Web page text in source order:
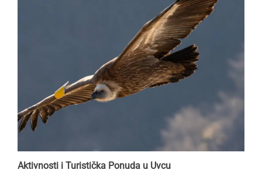
Aktivnosti i Turistička Ponuda u Uvcu